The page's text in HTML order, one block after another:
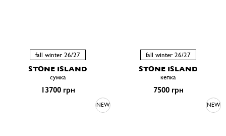
fall winter 26/27
STONE ISLAND
сумка
13700 грн
fall winter 26/27
STONE ISLAND
кепка
7500 грн
NEW NEW